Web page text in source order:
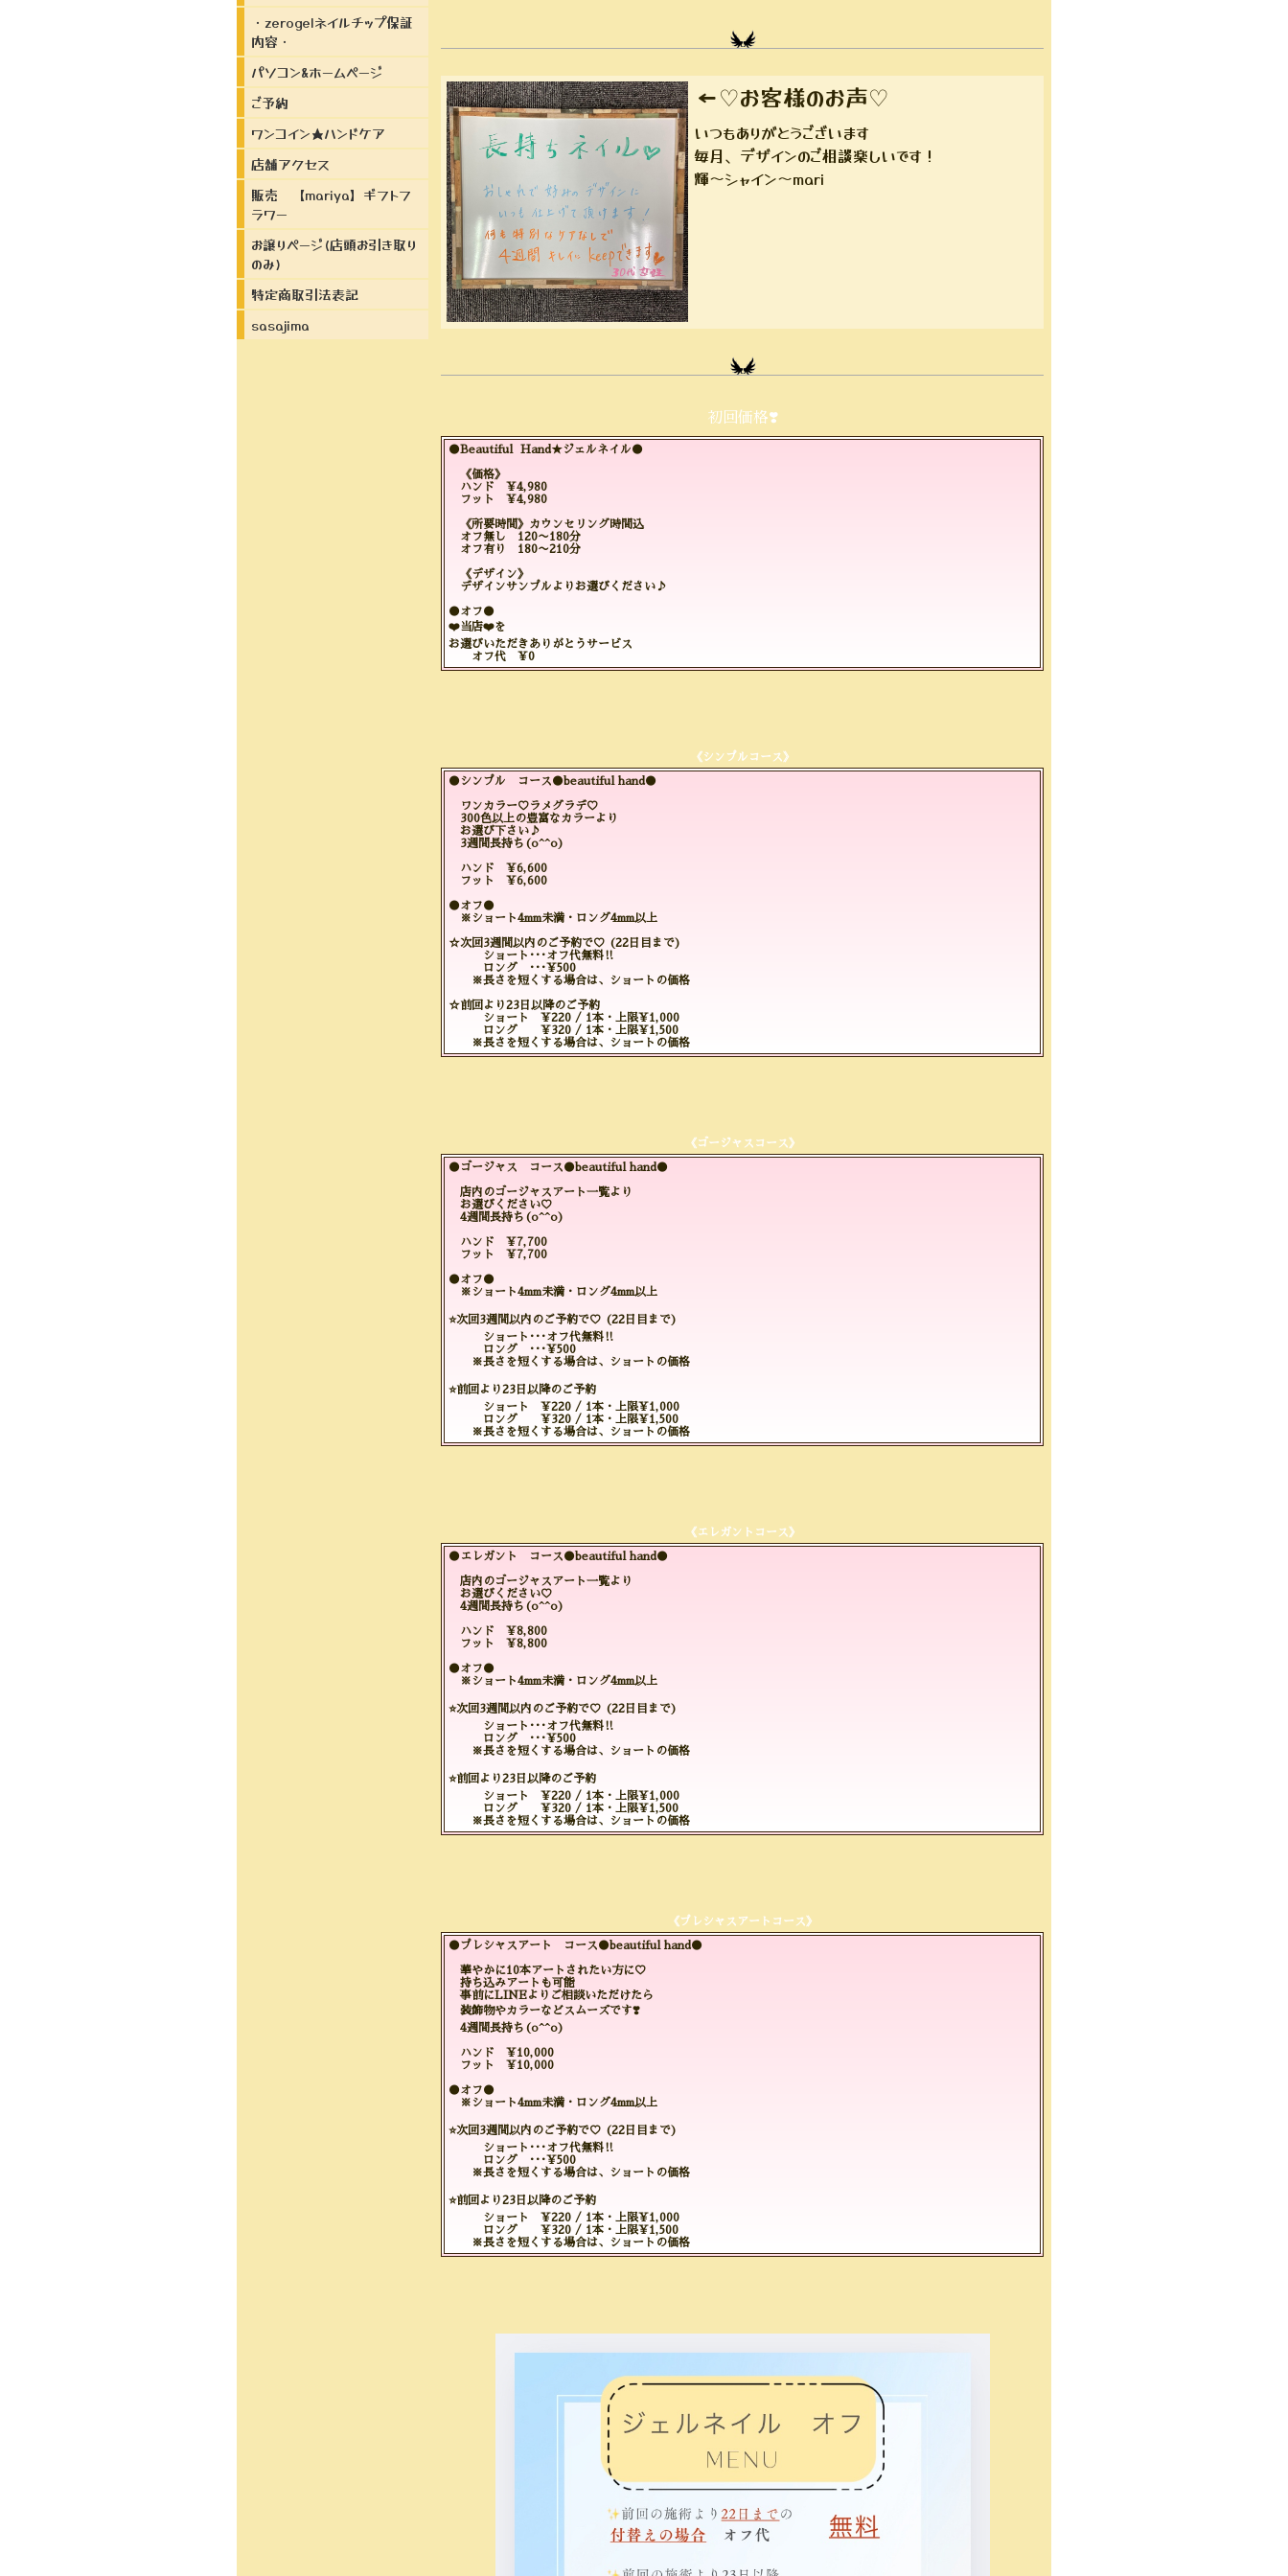
←♡お客様のお声♡
いつもありがとうございます
毎月、デザインのご相談楽しいです！
輝〜シャイン〜mari
初回価格❣️
●Beautiful Hand★ジェルネイル●
《価格》
ハンド ¥4,980
フット ¥4,980
《所要時間》カウンセリング時間込
オフ無し 120〜180分
オフ有り 180〜210分
《デザイン》
デザインサンプルよりお選びください♪
●オフ●
❤️当店❤️を
お選びいただきありがとうサービス
オフ代 ¥0
《シンプルコース》
●シンプル コース●beautiful hand●
ワンカラー♡ラメグラデ♡
300色以上の豊富なカラーより
お選び下さい♪
3週間長持ち(o^^o)
ハンド ¥6,600
フット ¥6,600
●オフ●
※ショート4mm未満・ロング4mm以上
☆次回3週間以内のご予約で♡ (22日目まで)
ショート･･･オフ代無料‼️
ロング ･･･¥500
※長さを短くする場合は、ショートの価格
☆前回より23日以降のご予約
ショート ¥220 / 1本・上限¥1,000
ロング ¥320 / 1本・上限¥1,500
※長さを短くする場合は、ショートの価格
《ゴージャスコース》
●ゴージャス コース●beautiful hand●
店内のゴージャスアート一覧より
お選びください♡
4週間長持ち(o^^o)
ハンド ¥7,700
フット ¥7,700
●オフ●
※ショート4mm未満・ロング4mm以上
⭐️次回3週間以内のご予約で♡ (22日目まで)
ショート･･･オフ代無料‼️
ロング ･･･¥500
※長さを短くする場合は、ショートの価格
⭐️前回より23日以降のご予約
ショート ¥220 / 1本・上限¥1,000
ロング ¥320 / 1本・上限¥1,500
※長さを短くする場合は、ショートの価格
《エレガントコース》
●エレガント コース●beautiful hand●
店内のゴージャスアート一覧より
お選びください♡
4週間長持ち(o^^o)
ハンド ¥8,800
フット ¥8,800
●オフ●
※ショート4mm未満・ロング4mm以上
⭐️次回3週間以内のご予約で♡ (22日目まで)
ショート･･･オフ代無料‼️
ロング ･･･¥500
※長さを短くする場合は、ショートの価格
⭐️前回より23日以降のご予約
ショート ¥220 / 1本・上限¥1,000
ロング ¥320 / 1本・上限¥1,500
※長さを短くする場合は、ショートの価格
《プレシャスアートコース》
●プレシャスアート コース●beautiful hand●
華やかに10本アートされたい方に♡
持ち込みアートも可能
事前にLINEよりご相談いただけたら
装飾物やカラーなどスムーズです❣️
4週間長持ち(o^^o)
ハンド ¥10,000
フット ¥10,000
●オフ●
※ショート4mm未満・ロング4mm以上
⭐️次回3週間以内のご予約で♡ (22日目まで)
ショート･･･オフ代無料‼️
ロング ･･･¥500
※長さを短くする場合は、ショートの価格
⭐️前回より23日以降のご予約
ショート ¥220 / 1本・上限¥1,000
ロング ¥320 / 1本・上限¥1,500
※長さを短くする場合は、ショートの価格
・zerogelネイルチップ保証
内容・
パソコン&ホームページ
ご予約
ワンコイン★ハンドケア
店舗アクセス
販売 【mariya】ギフトフ
ラワー
お譲りページ(店頭お引き取り
のみ)
特定商取引法表記
sasajima